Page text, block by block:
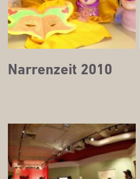
Nar­ren­zeit 2010